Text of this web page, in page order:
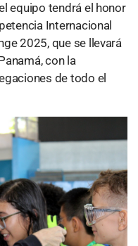
equipo tendrá el honor
Internacional
2025, que se llevará
con la
de todo el